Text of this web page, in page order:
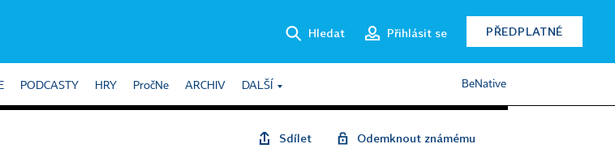
Hledat Přihlásit se PŘEDPLATNÉ
PODCASTY HRY PročNe ARCHIV DALŠÍ BeNative
Sdílet Odemknout známému